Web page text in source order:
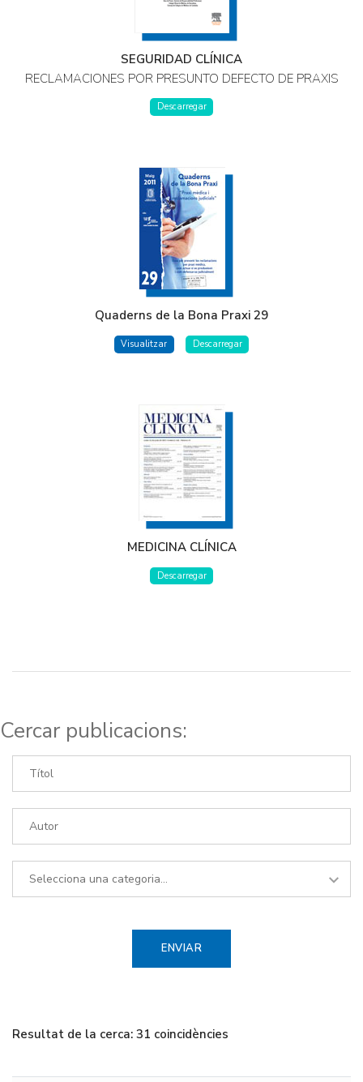
SEGURIDAD CLÍNICA
RECLAMACIONES POR PRESUNTO DEFECTO DE PRAXIS
Descarregar
Quaderns de la Bona Praxi 29
Visualitzar Descarregar
MEDICINA CLÍNICA
Descarregar
Cercar publicacions:
Resultat de la cerca: 31 coincidències